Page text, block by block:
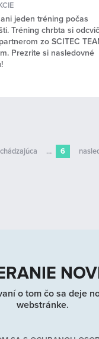
jeden tréning počas
Tréning chrbta si
zo SCITEC
Prezrite si nasledovné
… 6
o tom čo sa deje
webstránke.